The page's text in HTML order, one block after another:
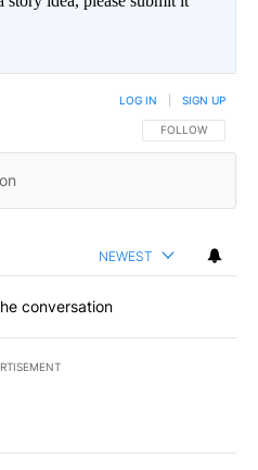
FOLLOW THIS
FOLLOW
LOG IN SIGN UP
NEWEST
conversation